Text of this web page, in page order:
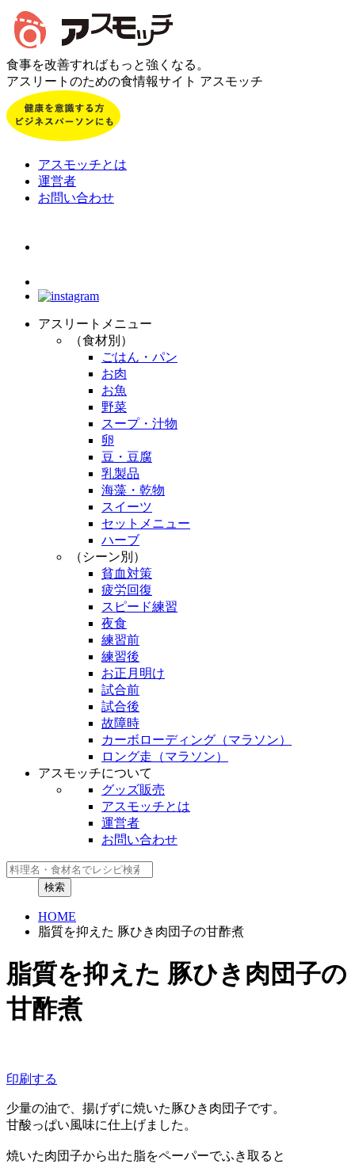
食事を改善すればもっと強くなる。
アスリートのための食情報サイト アスモッチ
アスモッチとは
運営者
お問い合わせ
アスリートメニュー
（食材別）
ごはん・パン
お肉
お魚
野菜
スープ・汁物
卵
豆・豆腐
乳製品
海藻・乾物
スイーツ
セットメニュー
ハーブ
（シーン別）
貧血対策
疲労回復
スピード練習
夜食
練習前
練習後
お正月明け
試合前
試合後
故障時
カーボローディング（マラソン）
ロング走（マラソン）
アスモッチについて
グッズ販売
アスモッチとは
運営者
お問い合わせ
HOME
脂質を抑えた 豚ひき肉団子の甘酢煮
脂質を抑えた 豚ひき肉団子の
甘酢煮
印刷する
少量の油で、揚げずに焼いた豚ひき肉団子です。
甘酸っぱい風味に仕上げました。
焼いた肉団子から出た脂をペーパーでふき取ると